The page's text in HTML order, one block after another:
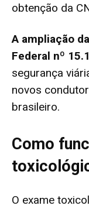
obtenção da
A ampliação
Federal nº
segurança
novos
brasileiro.
Como
O exame